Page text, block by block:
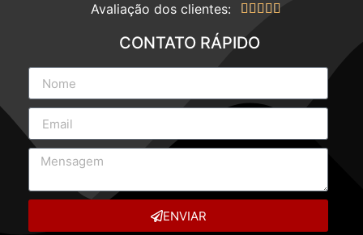
Avaliação dos clientes:
    
CONTATO RÁPIDO
ENVIAR